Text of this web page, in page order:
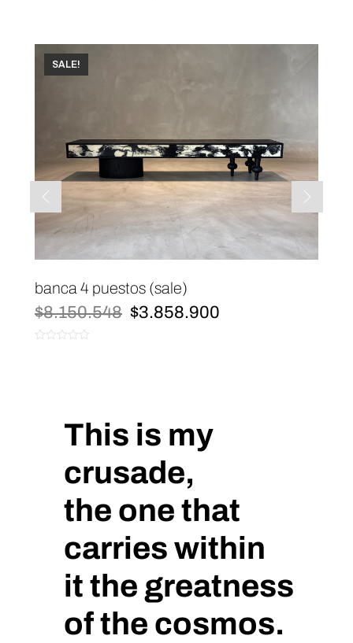
SALE!
banca 4 puestos (sale)
$8.150.548 El
$3.858.900
This is my
crusade,
the one that
carries within
it the greatness
of the cosmos.